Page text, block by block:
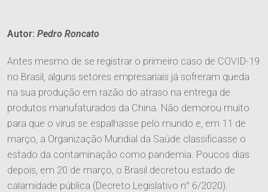
Autor: Pedro Roncato
Antes mesmo de se registrar o primeiro caso de COVID-19
no Brasil, alguns setores empresariais já sofreram queda
na sua produção em razão do atraso na entrega de
produtos manufaturados da China. Não demorou muito
para que o vírus se espalhasse pelo mundo e, em 11 de
março, a Organização Mundial da Saúde classificasse o
estado da contaminação como pandemia. Poucos dias
depois, em 20 de março, o Brasil decretou estado de
calamidade pública (Decreto Legislativo n° 6/2020).